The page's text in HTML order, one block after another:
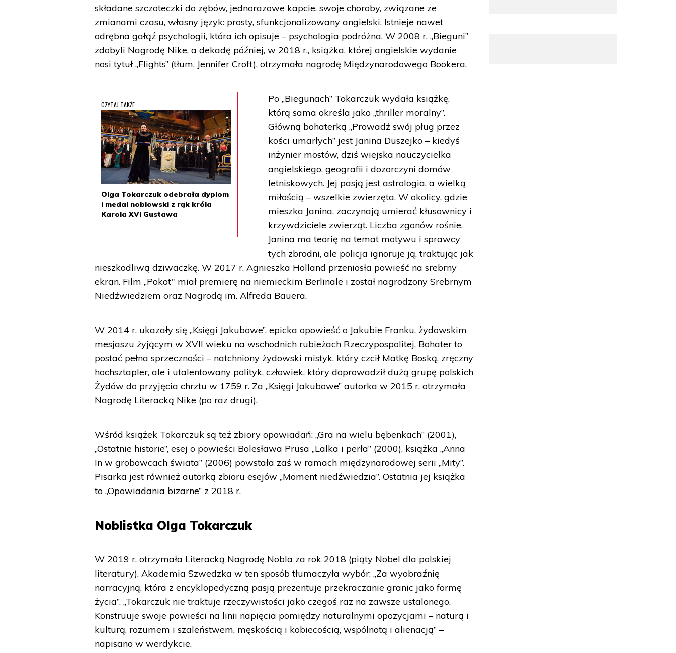
składane szczoteczki do zębów, jednorazowe kapcie, swoje choroby, związane ze
zmianami czasu, własny język: prosty, sfunkcjonalizowany angielski. Istnieje nawet
odrębna gałąź psychologii, która ich opisuje – psychologia podróżna. W 2008 r. „Bieguni”
zdobyli Nagrodę Nike, a dekadę później, w 2018 r., książka, której angielskie wydanie
nosi tytuł „Flights” (tłum. Jennifer Croft), otrzymała nagrodę Międzynarodowego Bookera.
CZYTAJ TAKŻE
Olga Tokarczuk odebrała dyplom
i medal noblowski z rąk króla
Karola XVI Gustawa
Po „Biegunach” Tokarczuk wydała książkę,
którą sama określa jako „thriller moralny”.
Główną bohaterką „Prowadź swój pług przez
kości umarłych” jest Janina Duszejko – kiedyś
inżynier mostów, dziś wiejska nauczycielka
angielskiego, geografii i dozorczyni domów
letniskowych. Jej pasją jest astrologia, a wielką
miłością – wszelkie zwierzęta. W okolicy, gdzie
mieszka Janina, zaczynają umierać kłusownicy i
krzywdziciele zwierząt. Liczba zgonów rośnie.
Janina ma teorię na temat motywu i sprawcy
tych zbrodni, ale policja ignoruje ją, traktując jak
nieszkodliwą dziwaczkę. W 2017 r. Agnieszka Holland przeniosła powieść na srebrny
ekran. Film „Pokot" miał premierę na niemieckim Berlinale i został nagrodzony Srebrnym
Niedźwiedziem oraz Nagrodą im. Alfreda Bauera.
W 2014 r. ukazały się „Księgi Jakubowe”, epicka opowieść o Jakubie Franku, żydowskim
mesjaszu żyjącym w XVII wieku na wschodnich rubieżach Rzeczypospolitej. Bohater to
postać pełna sprzeczności – natchniony żydowski mistyk, który czcił Matkę Boską, zręczny
hochsztapler, ale i utalentowany polityk, człowiek, który doprowadził dużą grupę polskich
Żydów do przyjęcia chrztu w 1759 r. Za „Księgi Jakubowe” autorka w 2015 r. otrzymała
Nagrodę Literacką Nike (po raz drugi).
Wśród książek Tokarczuk są też zbiory opowiadań: „Gra na wielu bębenkach” (2001),
„Ostatnie historie”, esej o powieści Bolesława Prusa „Lalka i perła” (2000), książka „Anna
In w grobowcach świata” (2006) powstała zaś w ramach międzynarodowej serii „Mity”.
Pisarka jest również autorką zbioru esejów „Moment niedźwiedzia”. Ostatnia jej książka
to „Opowiadania bizarne” z 2018 r.
Noblistka Olga Tokarczuk
W 2019 r. otrzymała Literacką Nagrodę Nobla za rok 2018 (piąty Nobel dla polskiej
literatury). Akademia Szwedzka w ten sposób tłumaczyła wybór: „Za wyobraźnię
narracyjną, która z encyklopedyczną pasją prezentuje przekraczanie granic jako formę
życia”. „Tokarczuk nie traktuje rzeczywistości jako czegoś raz na zawsze ustalonego.
Konstruuje swoje powieści na linii napięcia pomiędzy naturalnymi opozycjami – naturą i
kulturą, rozumem i szaleństwem, męskością i kobiecością, wspólnotą i alienacją” –
napisano w werdykcie.